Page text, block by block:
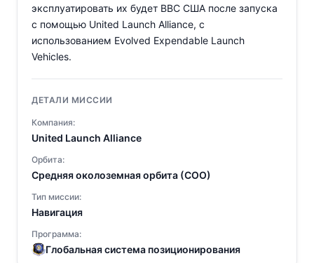
эксплуатировать их будет ВВС США после запуска
с помощью United Launch Alliance, с
использованием Evolved Expendable Launch
Vehicles.
ДЕТАЛИ МИССИИ
Компания:
United Launch Alliance
Орбита:
Средняя околоземная орбита (СОО)
Тип миссии:
Навигация
Программа:
Глобальная система позиционирования